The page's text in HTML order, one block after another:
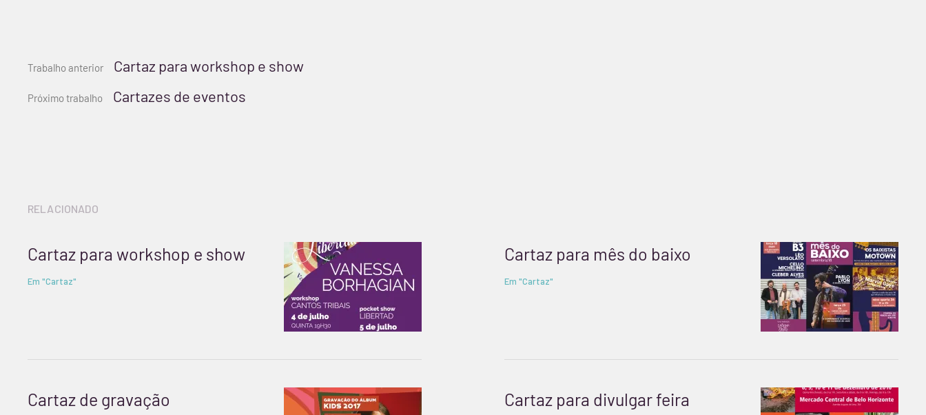
Continue
lendo
Trabalho anterior Cartaz para workshop e show
Próximo trabalho Cartazes de eventos
RELACIONADO
Cartaz para workshop e show
Em "Cartaz"
Cartaz para mês do baixo
Em "Cartaz"
Cartaz de gravação Cartaz para divulgar feira